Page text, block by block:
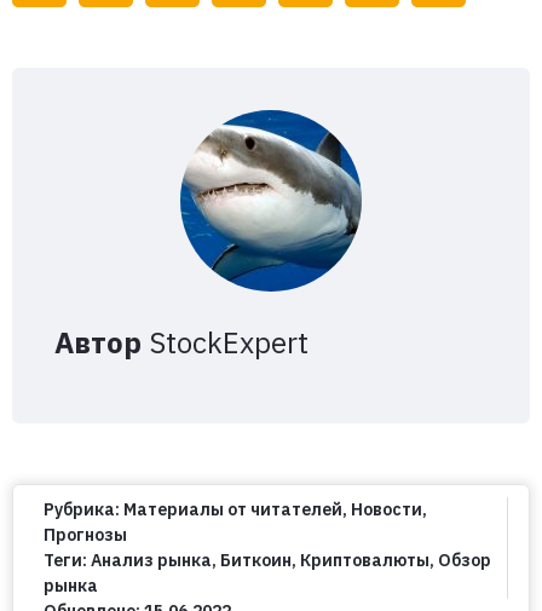
Автор StockExpert
Рубрика: Материалы от читателей, Новости,
Прогнозы
Теги: Анализ рынка, Биткоин, Криптовалюты, Обзор
рынка